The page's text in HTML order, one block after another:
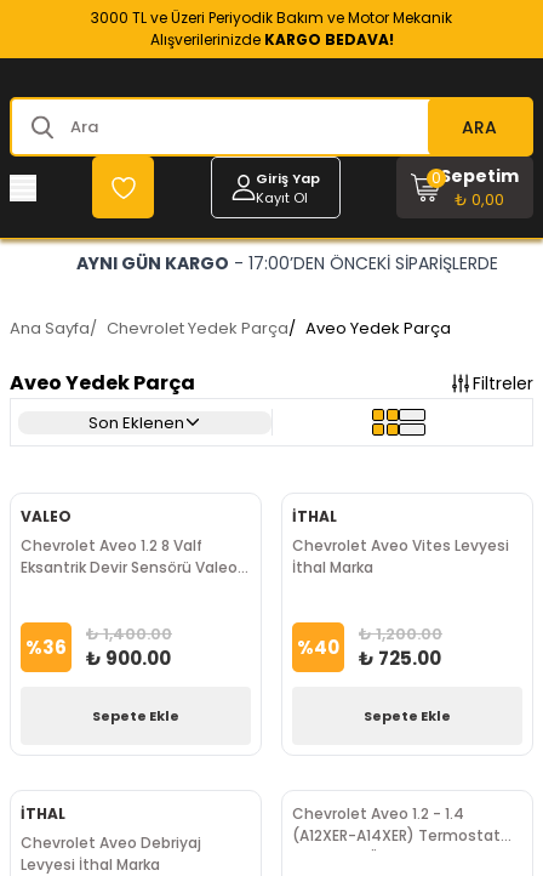
3000 TL ve Üzeri Periyodik Bakım ve Motor Mekanik
Alışverilerinizde KARGO BEDAVA!
ARA
Giriş Yap
Kayıt Ol
Sepetim
₺ 0,00
0
OPEL VE CHEVROLET- RESMİ YEDEK
Ana Sayfa/ Chevrolet Yedek Parça/ Aveo Yedek Parça
Aveo Yedek Parça Filtreler
Son Eklenen
VALEO
Chevrolet Aveo 1.2 8 Valf
Eksantrik Devir Sensörü Valeo
%36 ₺ 1,400.00
₺ 900.00
Sepete Ekle
İTHAL
Chevrolet Aveo Vites Levyesi
İthal Marka
%40 ₺ 1,200.00
₺ 725.00
Sepete Ekle
İTHAL
Chevrolet Aveo Debriyaj
Levyesi İthal Marka
Chevrolet Aveo 1.2 - 1.4
(A12XER-A14XER) Termostat
Calorstat Ürün Verrnet Marka